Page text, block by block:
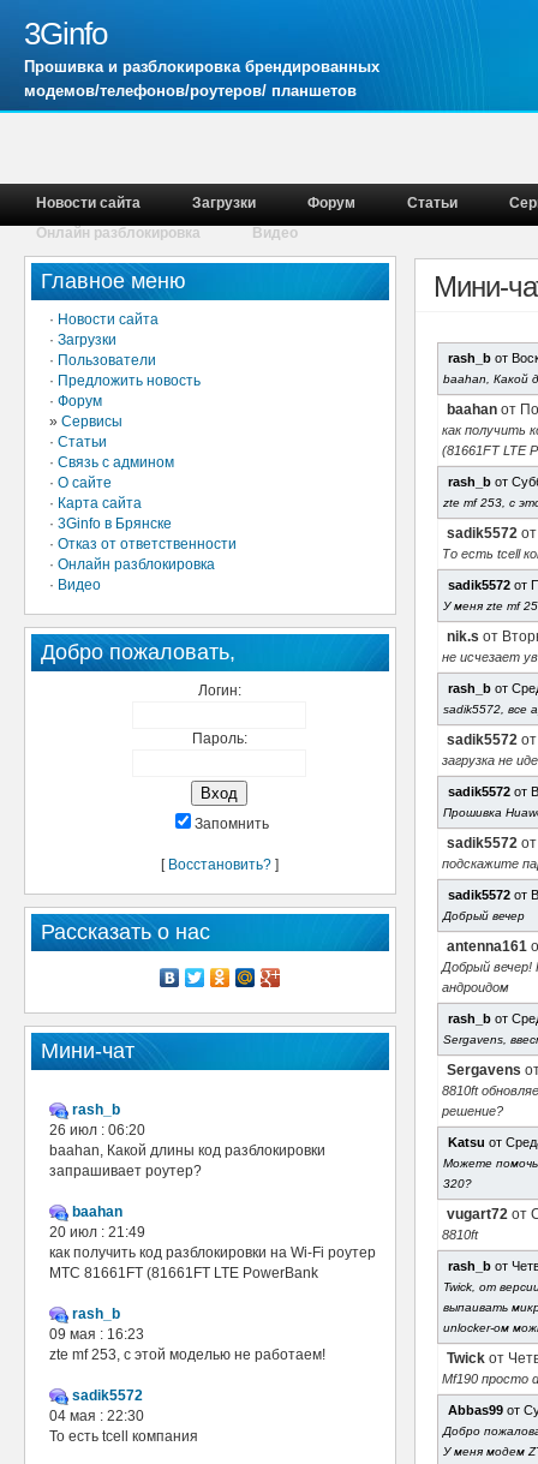
3Ginfo
Прошивка и разблокировка брендированных
модемов/телефонов/роутеров/ планшетов
Новости сайта Загрузки Форум Статьи
Онлайн разблокировка
Видео
Главное меню
· Новости сайта
· Загрузки
· Пользователи
· Предложить новость
· Форум
» Сервисы
· Статьи
· Связь с админом
· О сайте
· Карта сайта
· 3Ginfo в Брянске
· Отказ от ответственности
· Онлайн разблокировка
· Видео
Добро пожаловать,
Логин:
Пароль:
Запомнить
[ Восстановить?]
Рассказать о нас
Мини-чат
rash_b
26 июл : 06:20
baahan, Какой длины код разблокировки
запрашивает роутер?
baahan
20 июл : 21:49
как получить код разблокировки на Wi-Fi роутер
МТС 81661FT (81661FT LTE PowerBank
rash_b
09 мая : 16:23
zte mf 253, с этой моделью не работаем!
sadik5572
04 мая : 22:30
То есть tcell компания
Мини-
rash_b от
baahan, Какой
baahan от
как получить
(81661FT LTE
rash_b от
zte mf 253, с
sadik5572
То есть tcell
sadik5572 от
У меня zte mf
nik.s от
не исчезает
rash_b от
sadik5572, все
sadik5572
загрузка не
sadik5572 от
Прошивка
sadik5572
подскажите
sadik5572 от
Добрый вечер
antenna161
Добрый вечер!
андроидом
rash_b от
Sergavens,
Sergavens
8810ft
решение?
Katsu от
Можете помочь
320?
vugart72 от
8810ft
rash_b от
Twick, от
выпаивать
unlocker-ом
Twick от
Mf190 просто
Abbas99 от
Добро
У меня модем